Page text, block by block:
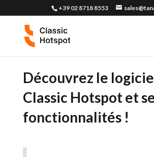
+39 02 8718 8553
Découvrez le
Classic Hotspot et
fonctionnalités !